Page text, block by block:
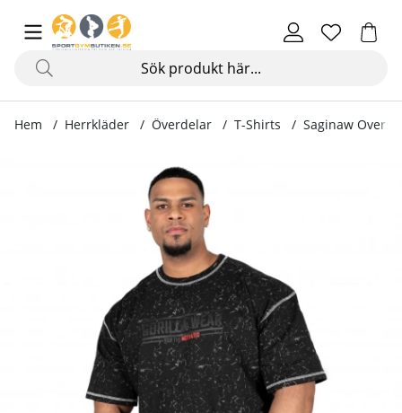
Hem Herrkläder Överdelar T-Shirts Saginaw
Produktbilder Saginaw Oversized T-Shirt, washed black